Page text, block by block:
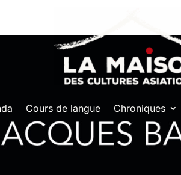
Cours de langue Chroniques